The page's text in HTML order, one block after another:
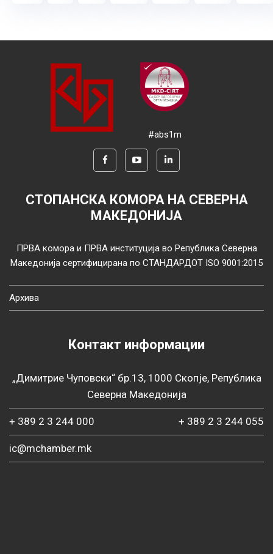
#abs1m
СТОПАНСКА КОМОРА НА СЕВЕРНА
МАКЕДОНИЈА
ПРВА комора и ПРВА институција во Република Северна
Македонија сертифицирана по СТАНДАРДОТ ISO 9001:2015
Архива
Контакт информации
„Димитрие Чуповски“ бр.13, 1000 Скопје, Република
Северна Македонија
+ 389 2 3 244 000 + 389 2 3 244 055
ic@mchamber.mk